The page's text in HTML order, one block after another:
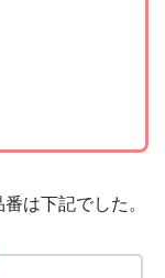
は下記でした。